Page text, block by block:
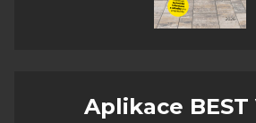
Aplikace BEST